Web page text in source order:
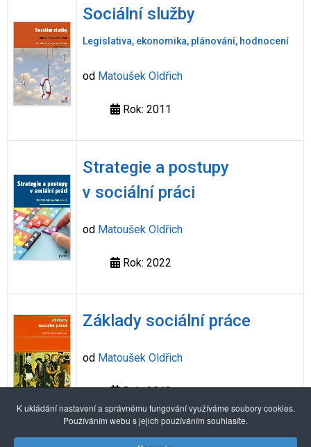
Sociální služby
Legislativa, ekonomika, plánování, hodnocení
od Matoušek Oldřich
Rok: 2011
Strategie a postupy
v sociální práci
od Matoušek Oldřich
Rok: 2022
Základy sociální práce
od Matoušek Oldřich
Rok: 2012
Alexandria Book Library
K ukládání nastavení a správnému fungování využíváme soubory cookies.
Používáním webu s jejich používáním souhlasíte.